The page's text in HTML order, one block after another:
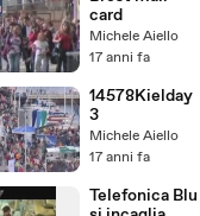
card
Michele Aiello
17 anni fa
14578Kielday
3
Michele Aiello
17 anni fa
Telefonica Blu